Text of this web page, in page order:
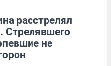
расстрелял
Стрелявшего
не